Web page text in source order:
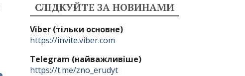
СЛІДКУЙТЕ ЗА НОВИНАМИ
Viber (тільки основне)
https://invite.viber.com
Telegram (найважливіше)
https://t.me/zno_erudyt